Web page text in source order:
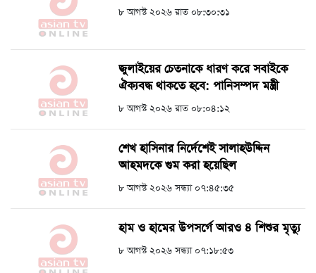
৮ আগস্ট ২০২৬ রাত ০৮:৩০:৩১
জুলাইয়ের চেতনাকে ধারণ করে সবাইকে
ঐক্যবদ্ধ থাকতে হবে: পানিসম্পদ মন্ত্রী
৮ আগস্ট ২০২৬ রাত ০৮:০৪:১২
শেখ হাসিনার নির্দেশেই সালাহউদ্দিন
আহমদকে গুম করা হয়েছিল
৮ আগস্ট ২০২৬ সন্ধ্যা ০৭:৪৫:৩৫
হাম ও হামের উপসর্গে আরও ৪ শিশুর মৃত্যু
৮ আগস্ট ২০২৬ সন্ধ্যা ০৭:১৮:৫৩